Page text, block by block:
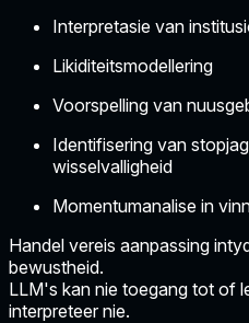
Interpretasie van
Likiditeitsmodellering
Voorspelling van
Identifisering van
wisselvalligheid
Momentumanalise in
Handel vereis aanpassing
bewustheid.
LLM's kan nie toegang tot of
interpreteer nie.